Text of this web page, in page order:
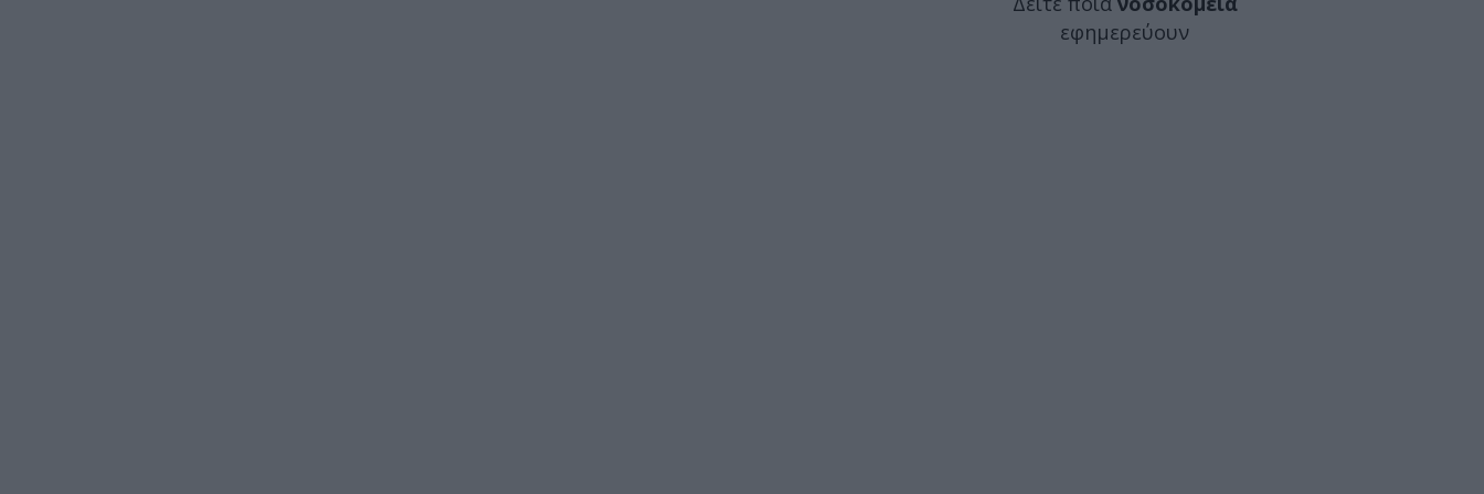
εφημερεύουν